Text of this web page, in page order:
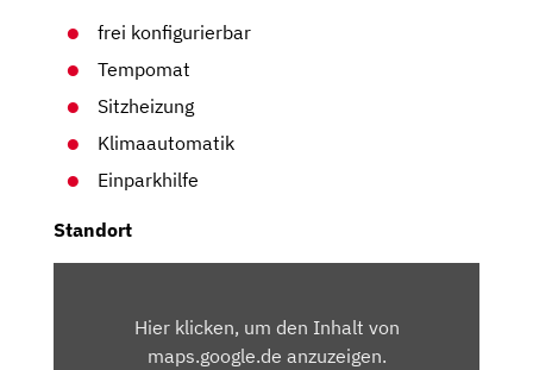
frei konfigurierbar
Tempomat
Sitzheizung
Klimaautomatik
Einparkhilfe
Standort
MAPS.GOOGLE.DEHier klicken, um den Inhalt von
maps.google.de anzuzeigen.